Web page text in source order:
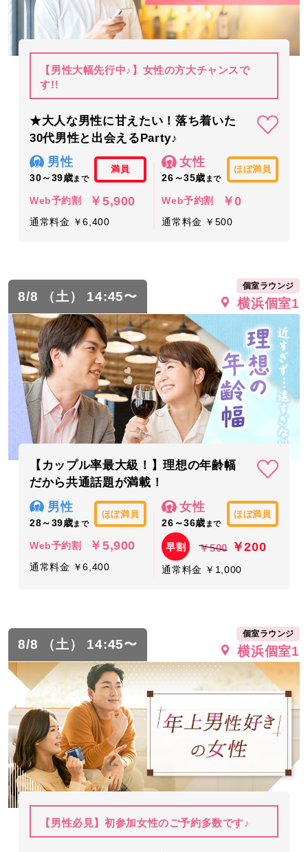
【男性大幅先行中♪】女性の方大チャンスで
す!!
★大人な男性に甘えたい！落ち着いた
30代男性と出会えるParty♪
男性
30～39歳まで
満員
Web予約割 ￥5,900
通常料金 ￥6,400
女性
26～35歳 まで
ほぼ満員
Web予約割 ￥0
通常料金 ￥500
8/8 （土） 14:45〜
個室ラウンジ
横浜個室1
【カップル率最大級！】理想の年齢幅
だから共通話題が満載！
男性
28～39歳まで
ほぼ満員
Web予約割 ￥5,900
通常料金 ￥6,400
女性
26～36歳 まで
ほぼ満員
早割 ￥500 ￥200
通常料金 ￥1,000
8/8 （土） 14:45〜
個室ラウンジ
横浜個室1
【男性必見】初参加女性のご予約多数です♪